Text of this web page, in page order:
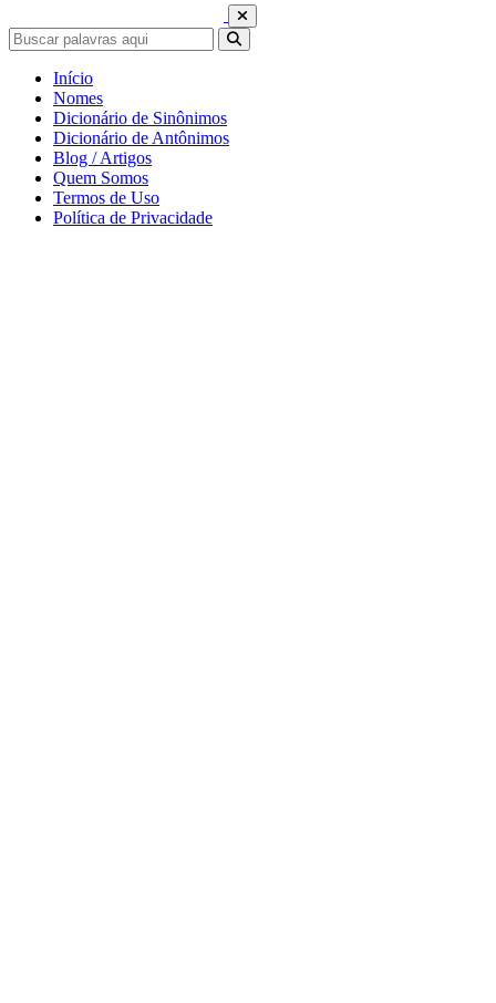
Início
Nomes
Dicionário de Sinônimos
Dicionário de Antônimos
Blog / Artigos
Quem Somos
Termos de Uso
Política de Privacidade